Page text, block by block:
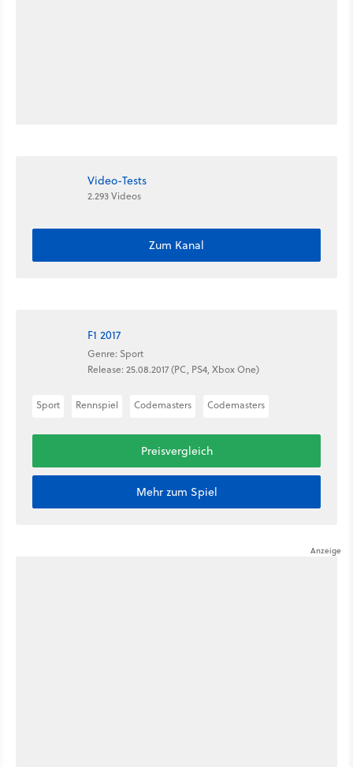
Video-Tests
2.293 Videos
Zum Kanal
F1 2017
Genre: Sport
Release: 25.08.2017 (PC, PS4, Xbox One)
Sport Rennspiel Codemasters Codemasters
Preisvergleich
Mehr zum Spiel